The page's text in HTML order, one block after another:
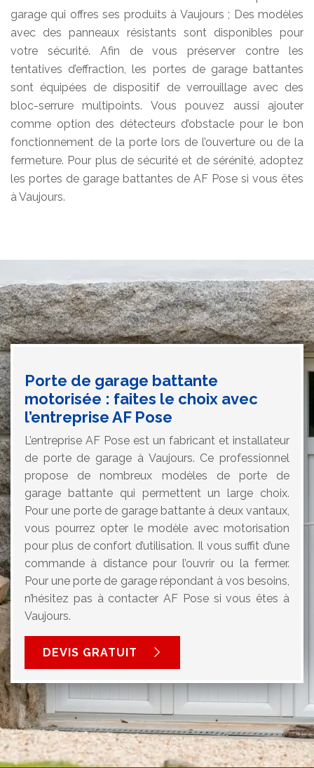
garage qui offres ses produits à Vaujours ; Des modèles
avec des panneaux résistants sont disponibles pour
votre sécurité. Afin de vous préserver contre les
tentatives d’effraction, les portes de garage battantes
sont équipées de dispositif de verrouillage avec des
bloc-serrure multipoints. Vous pouvez aussi ajouter
comme option des détecteurs d’obstacle pour le bon
fonctionnement de la porte lors de l’ouverture ou de la
fermeture. Pour plus de sécurité et de sérénité, adoptez
les portes de garage battantes de AF Pose si vous êtes
à Vaujours.
Porte de garage battante
motorisée : faites le choix avec
l’entreprise AF Pose
L’entreprise AF Pose est un fabricant et installateur
de porte de garage à Vaujours. Ce professionnel
propose de nombreux modèles de porte de
garage battante qui permettent un large choix.
Pour une porte de garage battante à deux vantaux,
vous pourrez opter le modèle avec motorisation
pour plus de confort d’utilisation. Il vous suffit d’une
commande à distance pour l’ouvrir ou la fermer.
Pour une porte de garage répondant à vos besoins,
n’hésitez pas à contacter AF Pose si vous êtes à
Vaujours.
DEVIS GRATUIT